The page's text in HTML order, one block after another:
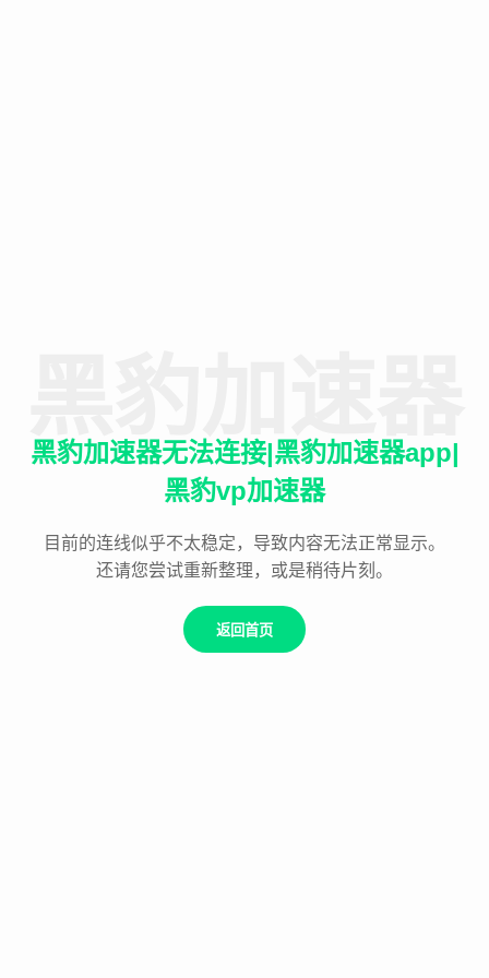
黑豹加速器无法连接|黑豹加速器app|
黑豹vp加速器
目前的连线似乎不太稳定，导致内容无法正常显示。
还请您尝试重新整理，或是稍待片刻。
返回首页